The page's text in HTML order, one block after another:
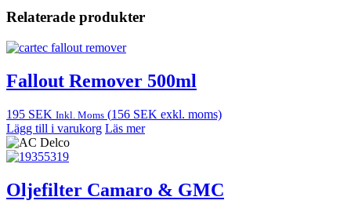
Relaterade produkter
Fallout Remover 500ml
195 SEK Inkl. Moms (156 SEK exkl. moms)
Lägg till i varukorg Läs mer
Oljefilter Camaro & GMC